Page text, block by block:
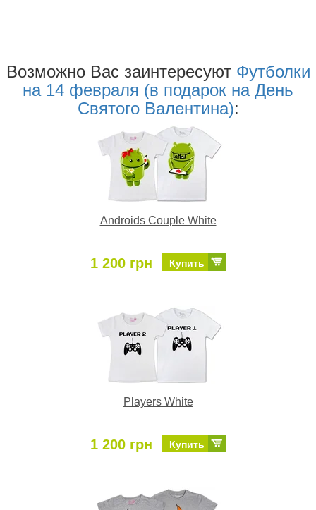
Возможно Ваc заинтересуют Футболки
на 14 февраля (в подарок на День
Святого Валентина):
Androids Couple White
1 200 грн Купить
Players White
1 200 грн Купить